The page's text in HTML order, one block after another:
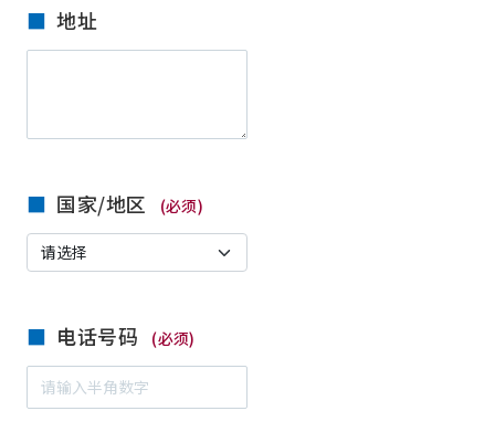
地址
国家/地区 (必须)
电话号码 (必须)